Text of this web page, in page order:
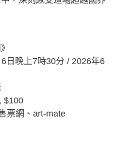
日晚上7時30分 / 2026年6
$100
票網、art-mate